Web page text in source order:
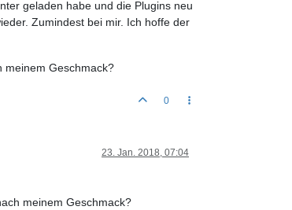
geladen habe und die Plugins neu
Zumindest bei mir. Ich hoffe der
meinem Geschmack?
0
23. Jan. 2018, 07:04
meinem Geschmack?